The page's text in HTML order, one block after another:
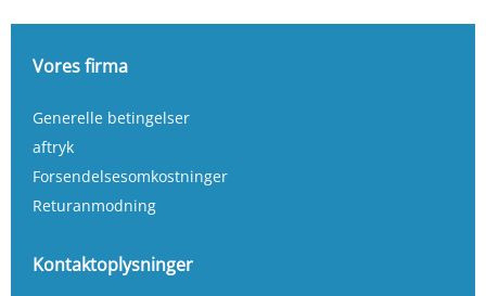
Vores firma
Generelle betingelser
aftryk
Forsendelsesomkostninger
Returanmodning
Kontaktoplysninger